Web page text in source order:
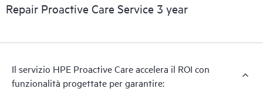
elenco di raccomandazioni utili a mantenere l'infrastruttura
Riceverai report periodici con l'analisi proattiva dei dispositivi
rilevamento e alla risoluzione dei problemi di configurazione.
HPE Proactive Care fornisce inoltre report trimestrali dei
Repair Proactive Care Service 3 year
Il servizio HPE Proactive Care accelera il ROI con
funzionalità progettate per garantire: